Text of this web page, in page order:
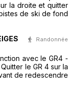
la droite et quitter
de ski de fond
Randonnée
avec le GR4 -
le GR 4 sur la
de redescendre